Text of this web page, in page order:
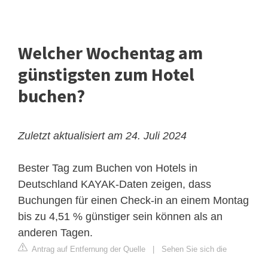
Welcher Wochentag am
günstigsten zum Hotel
buchen?
Zuletzt aktualisiert am 24. Juli 2024
Bester Tag zum Buchen von Hotels in
Deutschland KAYAK-Daten zeigen, dass
Buchungen für einen Check-in an einem Montag
bis zu 4,51 % günstiger sein können als an
anderen Tagen.
Antrag auf Entfernung der Quelle
Sehen Sie sich die